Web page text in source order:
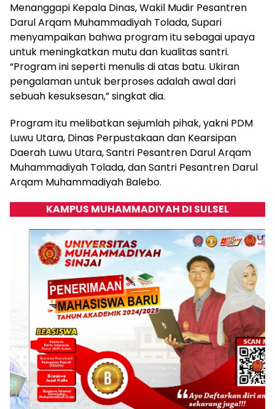
Menanggapi Kepala Dinas, Wakil Mudir Pesantren
Darul Arqam Muhammadiyah Tolada, Supari
menyampaikan bahwa program itu sebagai upaya
untuk meningkatkan mutu dan kualitas santri.
“Program ini seperti menulis di atas batu. Ukiran
pengalaman untuk berproses adalah awal dari
sebuah kesuksesan,” singkat dia.
Program itu melibatkan sejumlah pihak, yakni PDM
Luwu Utara, Dinas Perpustakaan dan Kearsipan
Daerah Luwu Utara, Santri Pesantren Darul Arqam
Muhammadiyah Tolada, dan Santri Pesantren Darul
Arqam Muhammadiyah Balebo.
KAMPUS MUHAMMADIYAH DI SULSEL